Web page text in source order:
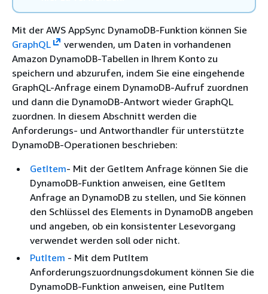
Mit der AWS AppSync DynamoDB-Funktion können Sie
GraphQL
verwenden, um Daten in vorhandenen
Amazon DynamoDB-Tabellen in Ihrem Konto zu
speichern und abzurufen, indem Sie eine eingehende
GraphQL-Anfrage einem DynamoDB-Aufruf zuordnen
und dann die DynamoDB-Antwort wieder GraphQL
zuordnen. In diesem Abschnitt werden die
Anforderungs- und Antworthandler für unterstützte
DynamoDB-Operationen beschrieben:
GetItem- Mit der GetItem Anfrage können Sie die
DynamoDB-Funktion anweisen, eine GetItem
Anfrage an DynamoDB zu stellen, und Sie können
den Schlüssel des Elements in DynamoDB angeben
und angeben, ob ein konsistenter Lesevorgang
verwendet werden soll oder nicht.
PutItem - Mit dem PutItem
Anforderungszuordnungsdokument können Sie die
DynamoDB-Funktion anweisen, eine PutItem